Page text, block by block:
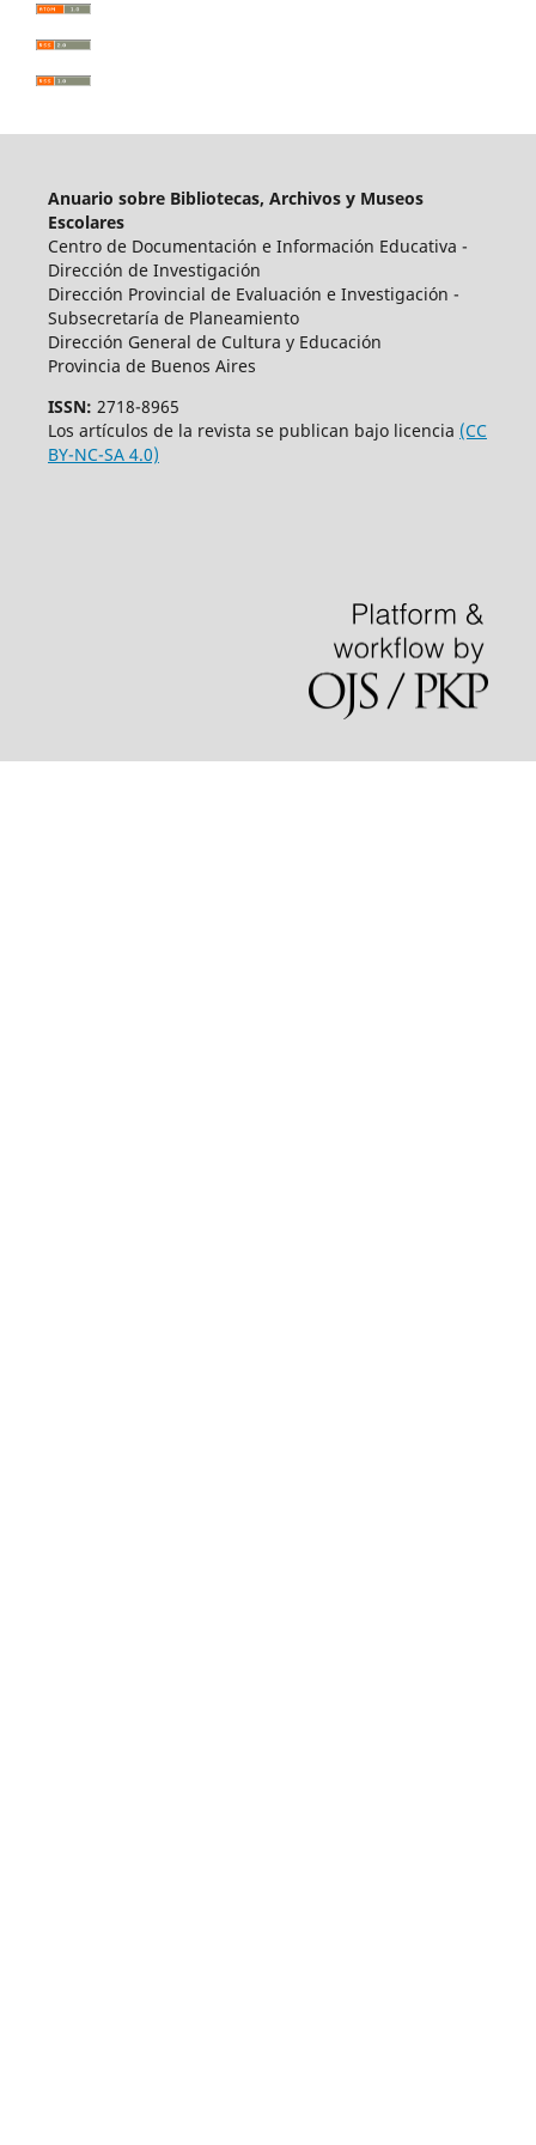
Anuario sobre Bibliotecas, Archivos y Museos
Escolares
Centro de Documentación e Información Educativa -
Dirección de Investigación
Dirección Provincial de Evaluación e Investigación -
Subsecretaría de Planeamiento
Dirección General de Cultura y Educación
Provincia de Buenos Aires
ISSN: 2718-8965
Los artículos de la revista se publican bajo licencia (CC
BY-NC-SA 4.0)